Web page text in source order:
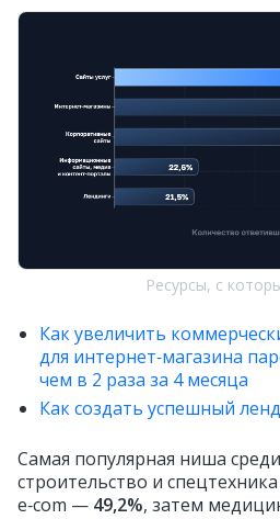
Ресурсы, с
Как увеличить
для интернет‑магазина
чем в 2 раза за 4 месяца
Как создать успешный
Самая популярная ниша
строительство и спецтехника
e‑com — 49,2%, затем